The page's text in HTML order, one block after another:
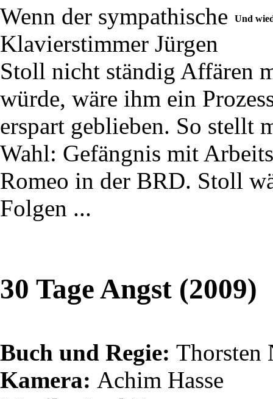
Und
Wenn der sympathische
Klavierstimmer Jürgen
Stoll nicht ständig Affären
würde, wäre ihm ein
erspart geblieben. So stellt
Wahl: Gefängnis mit
Romeo in der BRD. Stoll
Folgen ...
30 Tage Angst (2009)
Buch und Regie: Thorsten
Kamera: Achim Hasse